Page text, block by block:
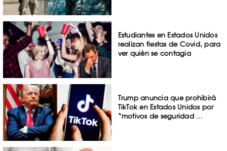
Estudiantes en Estados Unidos
realizan fiestas de Covid, para
ver quién se contagia
Trump anuncia que prohibirá
TikTok en Estados Unidos por
“motivos de seguridad ...